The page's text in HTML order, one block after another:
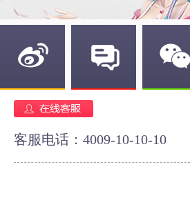
客服电话：4009-10-10-10